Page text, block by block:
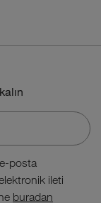
e-posta
ileti
buradan